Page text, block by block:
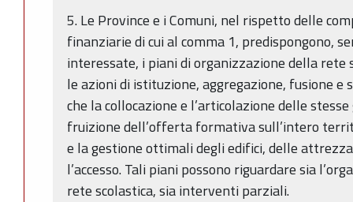
5. Le Province e i Comuni, nel rispetto delle
finanziarie di cui al comma 1, predispongono,
interessate, i piani di organizzazione della rete
le azioni di istituzione, aggregazione, fusione e
che la collocazione e l’articolazione delle
fruizione dell’offerta formativa sull’intero
e la gestione ottimali degli edifici, delle
l’accesso. Tali piani possono riguardare sia
rete scolastica, sia interventi parziali.